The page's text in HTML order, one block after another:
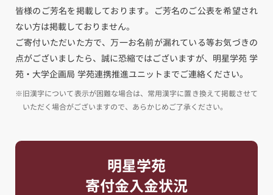
皆様のご芳名を掲載しております。ご芳名のご公表を希望され
ない方は掲載しておりません。
ご寄付いただいた方で、万一お名前が漏れている等お気づきの
点がございましたら、誠に恐縮ではございますが、明星学苑 学
苑・大学企画局 学苑連携推進ユニットまでご連絡ください。
※旧漢字について表示が困難な場合は、常用漢字に置き換えて掲載させて
いただく場合がございますので、あらかじめご了承ください。
明星学苑
寄付金入金状況